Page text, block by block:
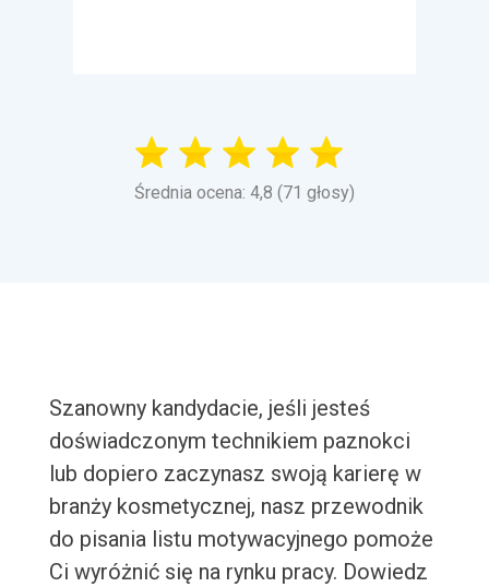
Średnia ocena: 4,8 (71 głosy)
Szanowny kandydacie, jeśli jesteś
doświadczonym technikiem paznokci
lub dopiero zaczynasz swoją karierę w
branży kosmetycznej, nasz przewodnik
do pisania listu motywacyjnego pomoże
Ci wyróżnić się na rynku pracy. Dowiedz